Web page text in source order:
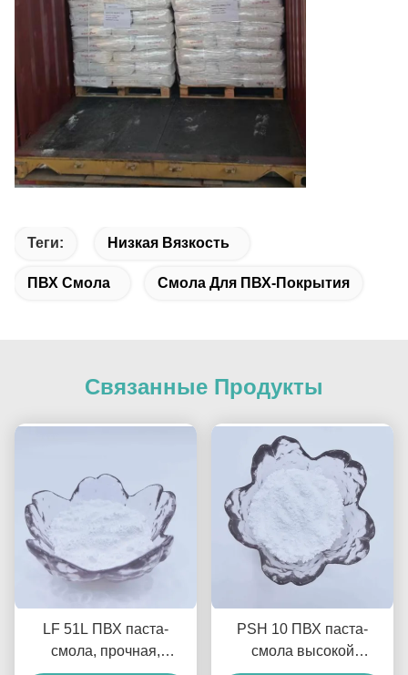
Теги: Низкая Вязкость
ПВХ Смола Смола Для ПВХ-Покрытия
Связанные Продукты
LF 51L ПВХ паста-
смола, прочная,
PSH 10 ПВХ паста-
смола высокой